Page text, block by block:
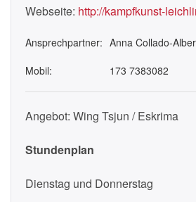
Webseite: http://kampfkunst-
Ansprechpartner: Anna Collado-
Mobil:
173 7383082
Angebot: Wing Tsjun / Eskrima
Stundenplan
Dienstag und Donnerstag